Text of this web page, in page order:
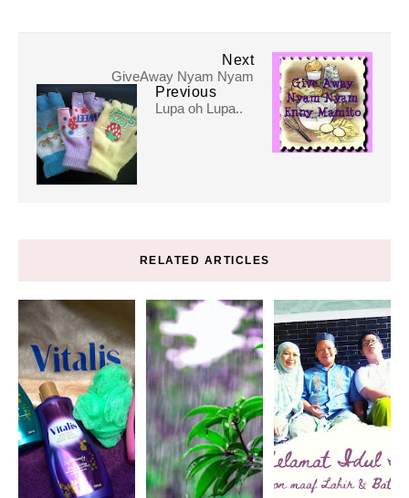
Next
GiveAway Nyam Nyam
Previous
Lupa oh Lupa..
RELATED ARTICLES